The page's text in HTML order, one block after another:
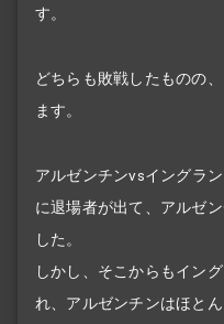
す。
どちらも敗戦したものの
ます。
アルゼンチンvsイングラ
に退場者が出て、アルゼ
した。
しかし、そこからもイン
れ、アルゼンチンはほとん